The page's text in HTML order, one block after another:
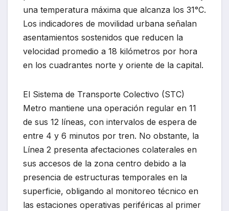
una temperatura máxima que alcanza los 31°C.
Los indicadores de movilidad urbana señalan
asentamientos sostenidos que reducen la
velocidad promedio a 18 kilómetros por hora
en los cuadrantes norte y oriente de la capital.
El Sistema de Transporte Colectivo (STC)
Metro mantiene una operación regular en 11
de sus 12 líneas, con intervalos de espera de
entre 4 y 6 minutos por tren. No obstante, la
Línea 2 presenta afectaciones colaterales en
sus accesos de la zona centro debido a la
presencia de estructuras temporales en la
superficie, obligando al monitoreo técnico en
las estaciones operativas periféricas al primer